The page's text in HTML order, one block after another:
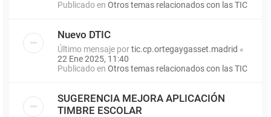
Publicado en Otros temas relacionados con las TIC
Nuevo DTIC
Último mensaje portic.cp.ortegaygasset.madrid «
22 Ene 2025, 11:40
Publicado en Otros temas relacionados con las TIC
SUGERENCIA MEJORA APLICACIÓN
TIMBRE ESCOLAR